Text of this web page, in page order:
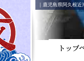
｜鹿児島県阿久根